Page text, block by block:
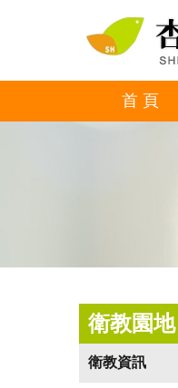
首 頁
衛教園地
衛教資訊